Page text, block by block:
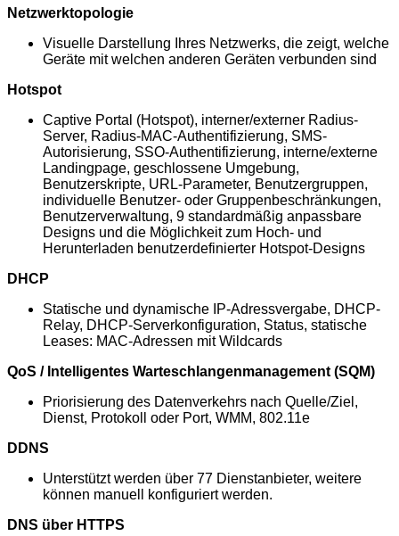
Netzwerktopologie
Visuelle Darstellung Ihres Netzwerks, die zeigt, welche
Geräte mit welchen anderen Geräten verbunden sind
Hotspot
Captive Portal (Hotspot), interner/externer Radius-
Server, Radius-MAC-Authentifizierung, SMS-
Autorisierung, SSO-Authentifizierung, interne/externe
Landingpage, geschlossene Umgebung,
Benutzerskripte, URL-Parameter, Benutzergruppen,
individuelle Benutzer- oder Gruppenbeschränkungen,
Benutzerverwaltung, 9 standardmäßig anpassbare
Designs und die Möglichkeit zum Hoch- und
Herunterladen benutzerdefinierter Hotspot-Designs
DHCP
Statische und dynamische IP-Adressvergabe, DHCP-
Relay, DHCP-Serverkonfiguration, Status, statische
Leases: MAC-Adressen mit Wildcards
QoS / Intelligentes Warteschlangenmanagement (SQM)
Priorisierung des Datenverkehrs nach Quelle/Ziel,
Dienst, Protokoll oder Port, WMM, 802.11e
DDNS
Unterstützt werden über 77 Dienstanbieter, weitere
können manuell konfiguriert werden.
DNS über HTTPS